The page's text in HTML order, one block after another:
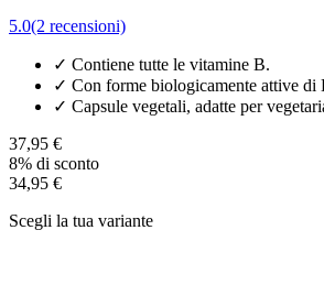
5.0(2 recensioni)
✓ Contiene tutte le vitamine B.
✓ Con forme biologicamente attive
✓ Capsule vegetali, adatte per
37,95 €
8% di sconto
34,95 €
Scegli la tua variante